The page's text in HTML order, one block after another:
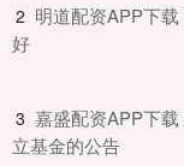
2 明道配资APP下
好
3 嘉盛配资APP下
立基金的公告